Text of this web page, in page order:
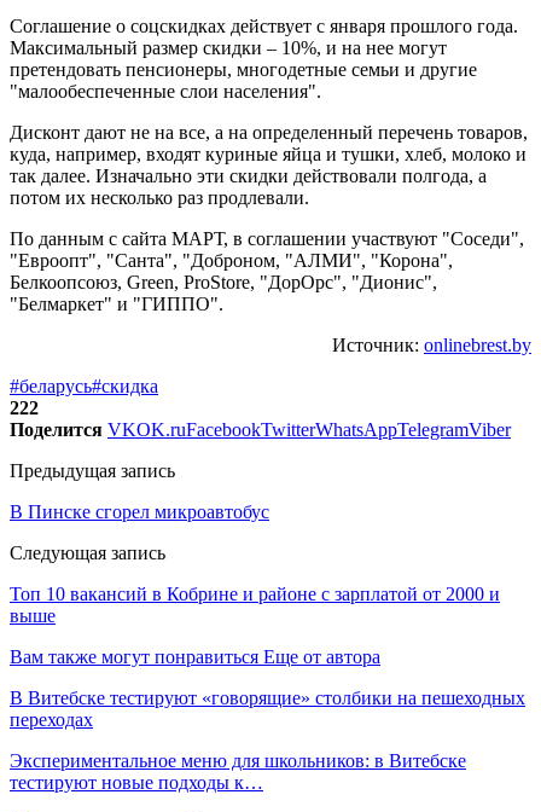
Соглашение о соцскидках действует с января прошлого года.
Максимальный размер скидки – 10%, и на нее могут
претендовать пенсионеры, многодетные семьи и другие
"малообеспеченные слои населения".
Дисконт дают не на все, а на определенный перечень товаров,
куда, например, входят куриные яйца и тушки, хлеб, молоко и
так далее. Изначально эти скидки действовали полгода, а
потом их несколько раз продлевали.
По данным с сайта МАРТ, в соглашении участвуют "Соседи",
"Евроопт", "Санта", "Доброном, "АЛМИ", "Корона",
Белкоопсоюз, Green, ProStore, "ДорОрс", "Дионис",
"Белмаркет" и "ГИППО".
Источник: onlinebrest.by
#беларусь#скидка
222
Поделится VKOK.ruFacebookTwitterWhatsAppTelegramViber
Предыдущая запись
В Пинске сгорел микроавтобус
Следующая запись
Топ 10 вакансий в Кобрине и районе с зарплатой от 2000 и
выше
Вам также могут понравиться Еще от автора
В Витебске тестируют «говорящие» столбики на пешеходных
переходах
Экспериментальное меню для школьников: в Витебске
тестируют новые подходы к…